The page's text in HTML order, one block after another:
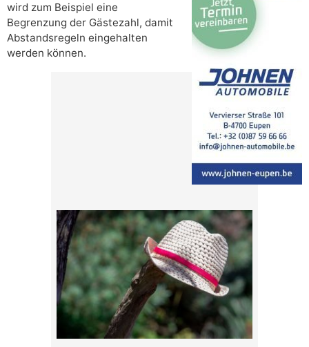
wird zum Beispiel eine
Begrenzung der Gästezahl, damit
Abstandsregeln eingehalten
werden können.